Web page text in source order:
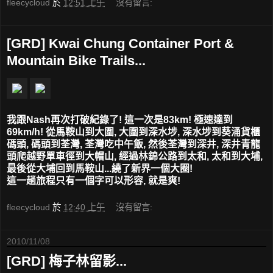
fleecycloud 於 12:51 上午 沒有留言:
[GRD] Kwai Chung Container Port &
Mountain Bike Trails...
我跟Nash再次打破紀錄了! 這一次是83km! 極速達到
69km/h! 從馬鞍山到大圍, 大圍到深水埗, 深水埗到葵涌貨櫃
碼頭, 碼頭到荃灣, 荃灣吃中午飯, 然後荃灣到深井, 深井青龍
頭爬越野單車徑到大帽山, 經過林錦公路到太和, 太和到大埔,
最後從大埔回到馬鞍山...繞了新界一個大圈!
這一趟旅程只有一個字可以形容, 就是爽!
fleecycloud 於 12:40 上午 沒有留言:
2010/11/08
[GRD] 梅子林留影...